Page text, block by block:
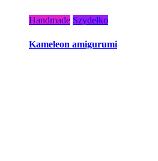
Handmade Szydełko
Kameleon amigurumi